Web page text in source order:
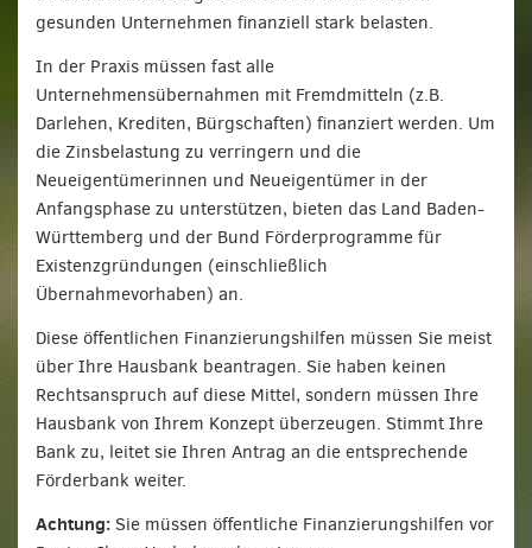
gesunden Unternehmen finanziell stark belasten.
In der Praxis müssen fast alle
Unternehmensübernahmen mit Fremdmitteln (z.B.
Darlehen, Krediten, Bürgschaften) finanziert werden. Um
die Zinsbelastung zu verringern und die
Neueigentümerinnen und Neueigentümer in der
Anfangsphase zu unterstützen, bieten das Land Baden-
Württemberg und der Bund Förderprogramme für
Existenzgründungen (einschließlich
Übernahmevorhaben) an.
Diese öffentlichen Finanzierungshilfen müssen Sie meist
über Ihre Hausbank beantragen. Sie haben keinen
Rechtsanspruch auf diese Mittel, sondern müssen Ihre
Hausbank von Ihrem Konzept überzeugen. Stimmt Ihre
Bank zu, leitet sie Ihren Antrag an die entsprechende
Förderbank weiter.
Achtung: Sie müssen öffentliche Finanzierungshilfen vor